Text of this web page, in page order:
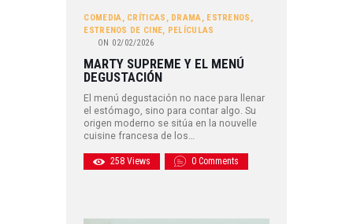
COMEDIA, CRÍTICAS , DRAMA, ESTRENOS ,
ESTRENOS DE CINE, PELÍCULAS
ON 02/02/2026
MARTY SUPREME Y EL MENÚ
DEGUSTACIÓN
El menú degustación no nace para llenar
el estómago, sino para contar algo. Su
origen moderno se sitúa en la nouvelle
cuisine francesa de los…
258 Views 0 Comments